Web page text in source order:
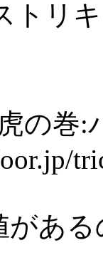
トリ
の巻:
があ